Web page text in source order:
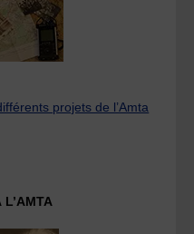
projets de l’Amta
L’AMTA